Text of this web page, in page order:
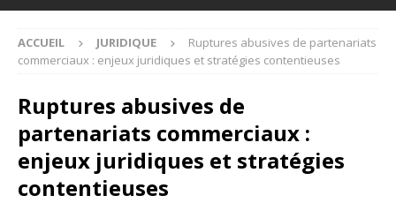
ACCUEIL JURIDIQUE
Ruptures abusives de partenariats
commerciaux : enjeux juridiques et stratégies contentieuses
Ruptures abusives de
partenariats commerciaux :
enjeux juridiques et stratégies
contentieuses